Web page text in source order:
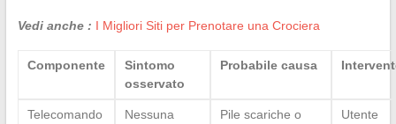
Vedi anche : I Migliori Siti per Prenotare una Crociera
Componente
Sintomo
osservato
Probabile causa
Telecomando
Nessuna
Pile scariche o
Utente